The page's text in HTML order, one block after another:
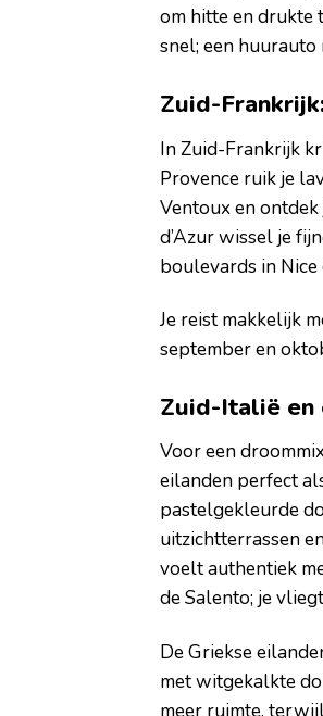
om hitte en drukte
snel; een
Zuid-
In Zuid-Frankrijk
Provence ruik je
Ventoux en
d’Azur wissel je
boulevards in
Je reist makkelijk
september en
Zuid-Italië en
Voor een
eilanden perfect
pastelgekleurde
uitzichtterrassen
voelt authentiek
de Salento; je
De Griekse
met witgekalkte
meer ruimte,